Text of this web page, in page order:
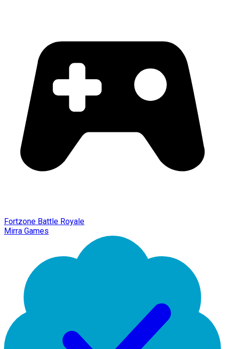
Fortzone Battle Royale
Mirra Games